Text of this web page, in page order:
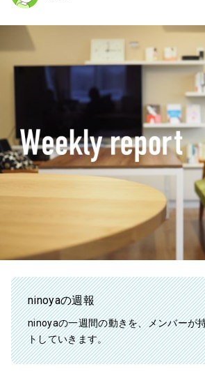
ninoyaの週報
ninoyaの一週間の動きを、メンバーが
トしていきます。